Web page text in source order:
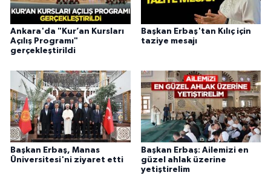
Ankara'da "Kur’an Kursları
Açılış Programı"
gerçekleştirildi
Başkan Erbaş'tan Kılıç için
taziye mesajı
Başkan Erbaş, Manas
Üniversitesi'ni ziyaret etti
Başkan Erbaş: Ailemizi en
güzel ahlak üzerine
yetiştirelim
Tokat Müftülüğü
Trabzon Müftülüğü
Tunceli Müftülüğü
Uşak Müftülüğü
Van Müftülüğü